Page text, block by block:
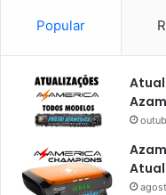
Artcom
Popular